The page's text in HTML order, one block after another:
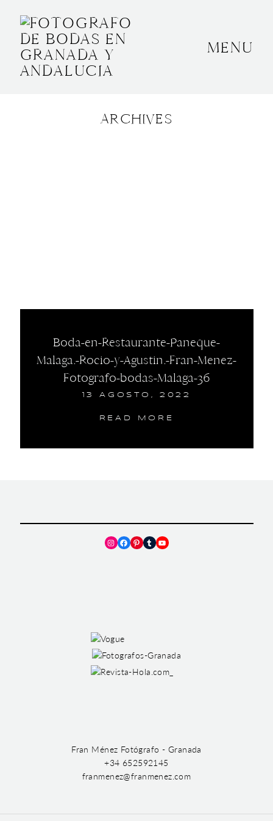
MENU
ARCHIVES
Boda-en-Restaurante-Paneque-
Malaga.-Rocio-y-Agustin.-Fran-Menez-
Fotografo-bodas-Malaga-36
13 AGOSTO, 2022
READ MORE
BODAS
Instagram
Facebook
Pinterest
TumblrYouTube
Fran Ménez Fotógrafo - Granada
+34 652592145
franmenez@franmenez.com